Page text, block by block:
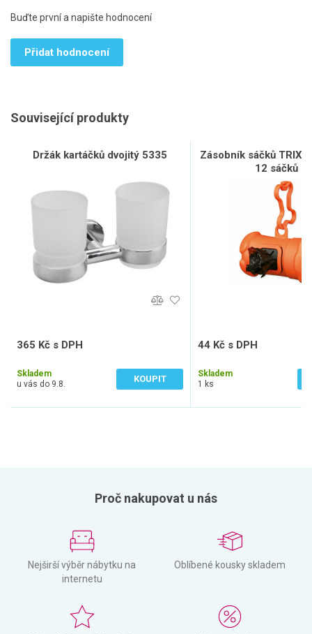
Buďte první a napište hodnocení
Přidat hodnocení
Související produkty
Držák kartáčků dvojitý 5335
365 Kč s DPH
Skladem
u vás do 9.8.
KOUPIT
Zásobník sáčků
12 sáčků L
44 Kč s DPH
Skladem
1 ks
Proč nakupovat u nás
Nejširší výběr nábytku na
internetu
Oblíbené kousky skladem